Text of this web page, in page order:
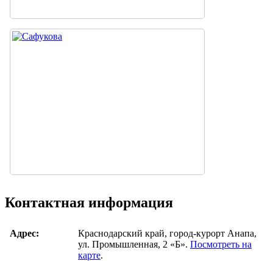
Контактная информация
Адрес:
Краснодарский край, город-курорт Анапа,
ул. Промышленная, 2 «Б». Посмотреть на
карте.